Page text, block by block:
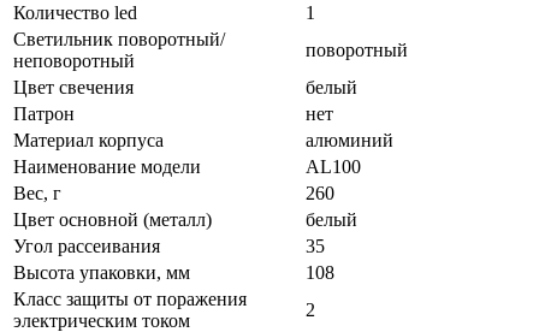
Количество led
1
Светильник поворотный/
неповоротный
поворотный
Цвет свечения
белый
Патрон
нет
Материал корпуса
алюминий
Наименование модели
AL100
Вес, г
260
Цвет основной (металл)
белый
Угол рассеивания
35
Высота упаковки, мм
108
Класс защиты от поражения
электрическим током
2